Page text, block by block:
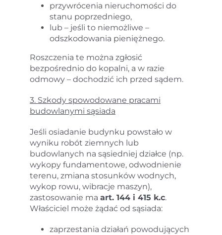
przywrócenia nieruchomości do
stanu poprzedniego,
lub – jeśli to niemożliwe –
odszkodowania pieniężnego.
Roszczenia te można zgłosić
bezpośrednio do kopalni, a w razie
odmowy – dochodzić ich przed sądem.
3. Szkody spowodowane pracami
budowlanymi sąsiada
Jeśli osiadanie budynku powstało w
wyniku robót ziemnych lub
budowlanych na sąsiedniej działce (np.
wykopy fundamentowe, odwodnienie
terenu, zmiana stosunków wodnych,
wykop rowu, wibracje maszyn),
zastosowanie ma art. 144 i 415 k.c.
Właściciel może żądać od sąsiada:
zaprzestania działań powodujących